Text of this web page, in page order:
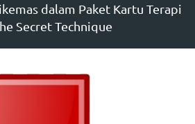
dalam Paket Kartu Terapi
Secret Technique